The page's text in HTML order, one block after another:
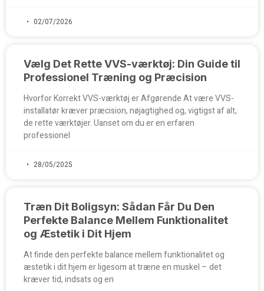
02/07/2026
Vælg Det Rette VVS-værktøj: Din Guide til
Professionel Træning og Præcision
Hvorfor Korrekt VVS-værktøj er Afgørende At være VVS-
installatør kræver præcision, nøjagtighed og, vigtigst af alt,
de rette værktøjer. Uanset om du er en erfaren
professionel
28/05/2025
Træn Dit Boligsyn: Sådan Får Du Den
Perfekte Balance Mellem Funktionalitet
og Æstetik i Dit Hjem
At finde den perfekte balance mellem funktionalitet og
æstetik i dit hjem er ligesom at træne en muskel – det
kræver tid, indsats og en